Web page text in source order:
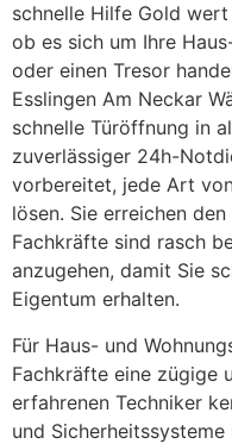
schnelle Hilfe Gold
ob es sich um Ihre
oder einen Tresor
Esslingen Am Neckar
schnelle Türöffnung in
zuverlässiger 24h-
vorbereitet, jede Art
lösen. Sie erreichen
Fachkräfte sind rasch
anzugehen, damit Sie
Eigentum erhalten.
Für Haus- und
Fachkräfte eine zügige
erfahrenen Techniker
und